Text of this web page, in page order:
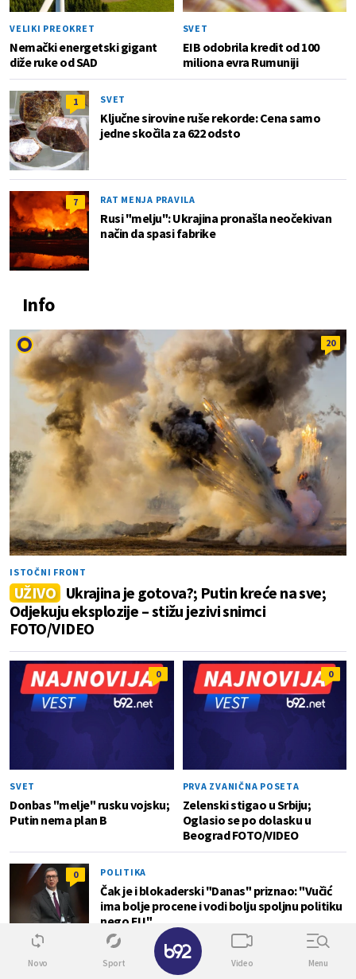
VELIKI PREOKRET
Nemački energetski gigant
diže ruke od SAD
SVET
EIB odobrila kredit od 100
miliona evra Rumuniji
1 SVET
Ključne sirovine ruše rekorde: Cena samo
jedne skočila za 622 odsto
7 RAT MENJA PRAVILA
Rusi "melju": Ukrajina pronašla neočekivan
način da spasi fabrike
Info
20
ISTOČNI FRONT
UŽIVO Ukrajina je gotova?; Putin kreće na sve;
Odjekuju eksplozije – stižu jezivi snimci
FOTO/VIDEO
0
SVET
Donbas "melje" rusku vojsku;
Putin nema plan B
0
PRVA ZVANIČNA POSETA
Zelenski stigao u Srbiju;
Oglasio se po dolasku u
Beograd FOTO/VIDEO
0 POLITIKA
Čak je i blokaderski "Danas" priznao: "Vučić
ima bolje procene i vodi bolju spoljnu politiku
nego EU"
Novo Sport Video Menu
✕